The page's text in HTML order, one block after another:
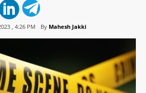
, 4:26 PM By Mahesh Jakki